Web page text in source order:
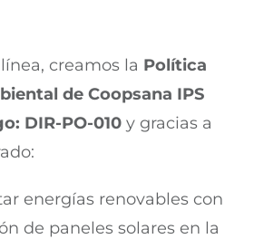
– SURA
creamos la Política
de Coopsana IPS
DIR-PO-010 y gracias a
energías renovables con
de paneles solares en la